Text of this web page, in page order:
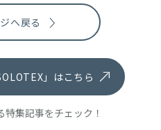
へ戻る
」はこちら
集記事をチェック！